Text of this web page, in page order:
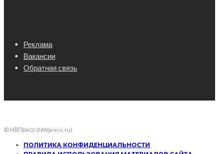
Реклама
Вакансии
Обратная связь
© НВПресс (NWpress.ru)
ПОЛИТИКА КОНФИДЕНЦИАЛЬНОСТИ